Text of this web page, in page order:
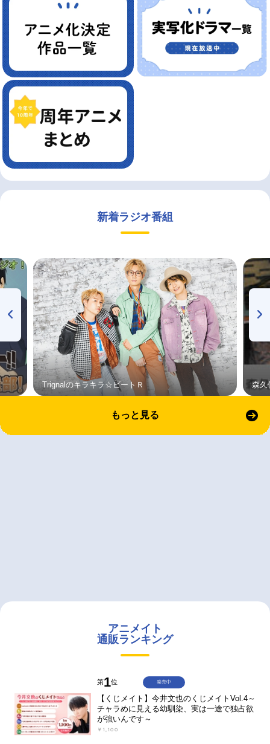
新着ラジオ番組
Trignalのキラキラ☆ビートＲ 森久
もっと見る
アニメイト
通販ランキング
第1位
【くじメイト】今井文也のくじメイトVol.4～
チャラめに見える幼馴染、実は一途で独占欲
が強いんです～
￥1,100
発売中